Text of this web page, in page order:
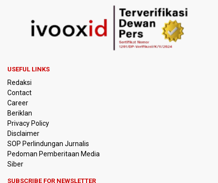
Pemerintah Tetapkan Harga Patokan Batu Bara Agustus
2026 USD 124,44 per Ton, Turun 5,62 Persen
Meretas Jalan Terjal Ekonomi Digital: Perjuangan Siti
Alifah Meraih Cita-cita “Utopis” Menjadi Guru Sejahtera
Anggota DPR Minta Rencana Kenaikan Gaji Kepala Daerah
Konsumsi Mulai Pekan Depan
BEI Catat Pertumbuhan Investor Saham Capai 10,05 Juta
Flores Bersiap Gelar Festival Golo Koe 2026, Promosikan
USEFUL LINKS
Redaksi
Contact
Career
Beriklan
Privacy Policy
Disclaimer
SOP Perlindungan Jurnalis
Pedoman Pemberitaan Media
Siber
SUBSCRIBE FOR NEWSLETTER